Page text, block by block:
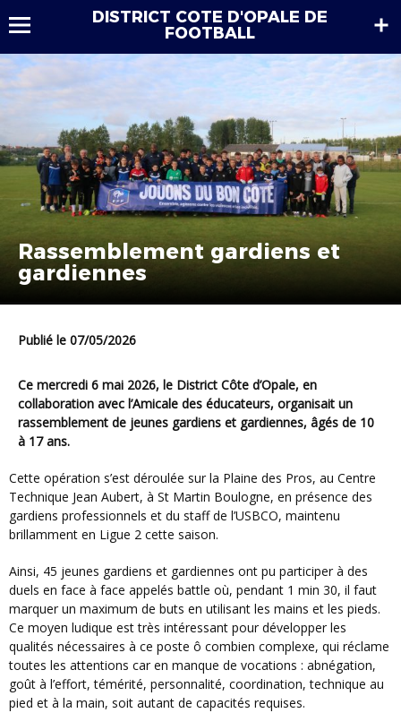
DISTRICT COTE D'OPALE DE
FOOTBALL
Rassemblement gardiens et
gardiennes
Publié le 07/05/2026
Ce mercredi 6 mai 2026, le District Côte d’Opale, en
collaboration avec l’Amicale des éducateurs, organisait un
rassemblement de jeunes gardiens et gardiennes, âgés de 10
à 17 ans.
Cette opération s’est déroulée sur la Plaine des Pros, au Centre
Technique Jean Aubert, à St Martin Boulogne, en présence des
gardiens professionnels et du staff de l’USBCO, maintenu
brillamment en Ligue 2 cette saison.
Ainsi, 45 jeunes gardiens et gardiennes ont pu participer à des
duels en face à face appelés battle où, pendant 1 min 30, il faut
marquer un maximum de buts en utilisant les mains et les pieds.
Ce moyen ludique est très intéressant pour développer les
qualités nécessaires à ce poste ô combien complexe, qui réclame
toutes les attentions car en manque de vocations : abnégation,
goût à l’effort, témérité, personnalité, coordination, technique au
pied et à la main, soit autant de capacités requises.